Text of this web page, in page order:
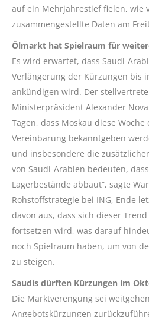
auf ein Mehrjahrestief fielen, wie
zusammengestellte Daten am
Ölmarkt hat Spielraum für
Es wird erwartet, dass Saudi-
Verlängerung der Kürzungen bis
ankündigen wird. Der
Ministerpräsident Alexander
Tagen, dass Moskau diese Woche
Vereinbarung bekanntgeben
und insbesondere die
von Saudi-Arabien bedeuten,
Lagerbestände abbaut“, sagte
Rohstoffstrategie bei ING, Ende
davon aus, dass sich dieser
fortsetzen wird, was darauf
noch Spielraum haben, um von
zu steigen.
Saudis dürften Kürzungen im
Die Marktverengung sei
Angebotskürzungen